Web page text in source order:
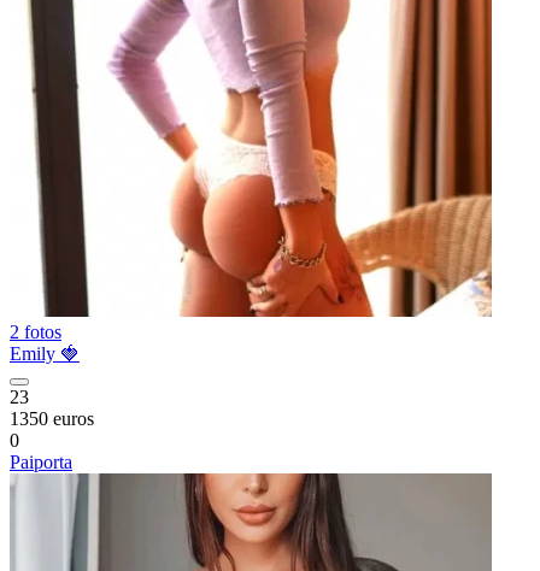
2 fotos
Emily 🍓
23
1350 euros
0
Paiporta